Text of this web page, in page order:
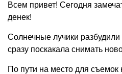
Всем привет! Сегодня
денек!
Солнечные лучики
сразу поскакала снимать
По пути на место для съемок